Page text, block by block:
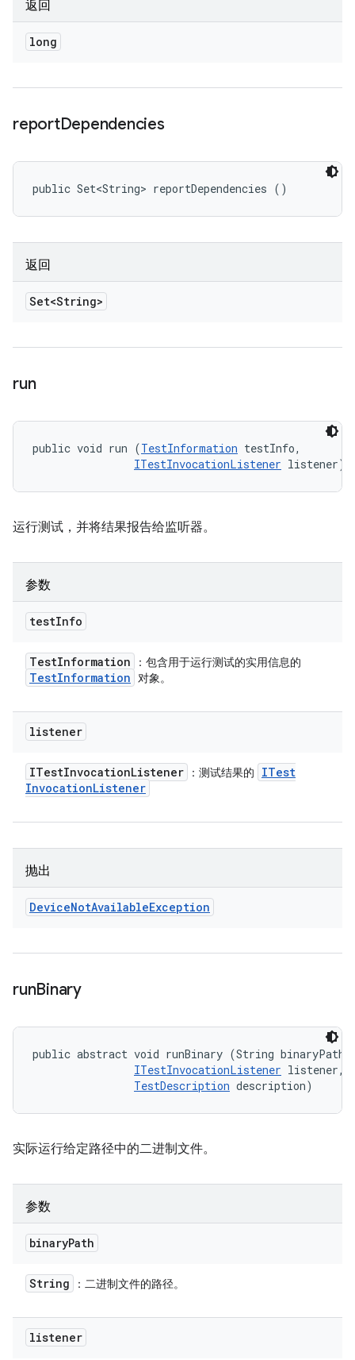
返回
long
reportDependencies
public Set<String> reportDependencies ()
返回
Set<String>
run
public void run (TestInformation testInfo,
ITestInvocationListener listener)
运行测试，并将结果报告给监听器。
参数
testInfo
TestInformation ：包含用于运行测试的实用信息的
TestInformation 对象。
listener
ITestInvocationListener ：测试结果的
ITest
InvocationListener
抛出
DeviceNotAvailableException
runBinary
public abstract void runBinary (String
ITestInvocationListener listener,
TestDescription description)
实际运行给定路径中的二进制文件。
参数
binaryPath
String ：二进制文件的路径。
listener